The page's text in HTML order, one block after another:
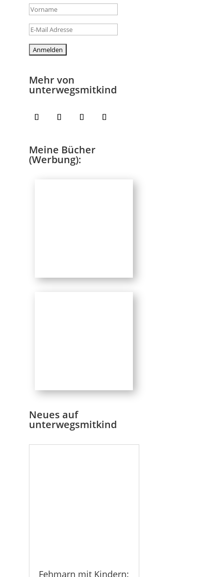
Mehr von
unterwegsmitkind
Meine Bücher
(Werbung):
Neues auf
unterwegsmitkind
Fehmarn mit Kindern: